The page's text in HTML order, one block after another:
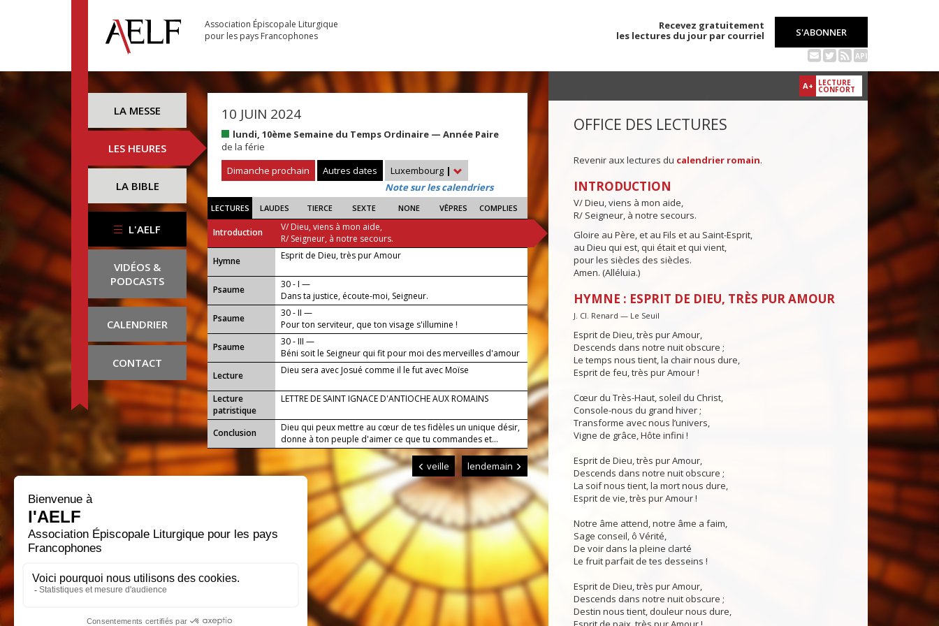
Association Épiscopale Liturgique
pour les pays Francophones
Recevez gratuitement
les lectures du jour par courriel
S'ABONNER
API
LA MESSE
LES HEURES
LA BIBLE
L'AELF
VIDÉOS &
PODCASTS
CALENDRIER
CONTACT
10 JUIN 2024
lundi, 10ème Semaine du Temps Ordinaire — Année Paire
de la férie
Dimanche prochain
Autres dates Luxembourg |
Note sur les calendriers
LECTURES LAUDES TIERCE SEXTE NONE VÊPRES COMPLIES
Introduction
V/ Dieu, viens à mon aide,
R/ Seigneur, à notre secours.
...
Hymne Esprit de Dieu, très pur Amour
Psaume
30 - I —
Dans ta justice, écoute-moi, Seigneur.
Psaume
30 - II —
Pour ton serviteur, que ton visage s'illumine !
Psaume
30 - III —
Béni soit le Seigneur qui fit pour moi des merveilles d'amour
!
Lecture
Dieu sera avec Josué comme il le fut avec Moïse
Lecture
patristique
LETTRE DE SAINT IGNACE D'ANTIOCHE AUX ROMAINS
Conclusion
Dieu qui peux mettre au cœur de tes fidèles un unique désir,
donne à ton peuple d'aimer ce que tu commandes et...
veille lendemain
A+ LECTURE
CONFORT
OFFICE DES LECTURES
Revenir aux lectures du calendrier romain.
INTRODUCTION
V/ Dieu, viens à mon aide,
R/ Seigneur, à notre secours.
Gloire au Père, et au Fils et au Saint-Esprit,
au Dieu qui est, qui était et qui vient,
pour les siècles des siècles.
Amen. (Alléluia.)
HYMNE : ESPRIT DE DIEU, TRÈS PUR AMOUR
J. Cl. Renard — Le Seuil
Esprit de Dieu, très pur Amour,
Descends dans notre nuit obscure ;
Le temps nous tient, la chair nous dure,
Esprit de feu, très pur Amour !
Cœur du Très-Haut, soleil du Christ,
Console-nous du grand hiver ;
Transforme avec nous l’univers,
Vigne de grâce, Hôte infini !
Esprit de Dieu, très pur Amour,
Descends dans notre nuit obscure ;
La soif nous tient, la mort nous dure,
Esprit de vie, très pur Amour !
Notre âme attend, notre âme a faim,
Sage conseil, ô Vérité,
De voir dans la pleine clarté
Le fruit parfait de tes desseins !
Esprit de Dieu, très pur Amour,
Descends dans notre nuit obscure ;
Destin nous tient, douleur nous dure,